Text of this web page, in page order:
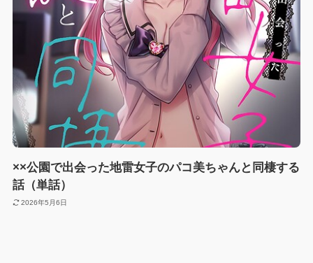
××公園で出会った地雷女子のパコ美ちゃんと同棲する
話（単話）
2026年5月6日